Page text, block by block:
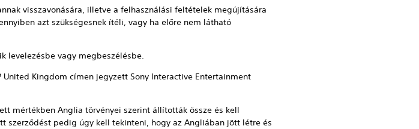
visszavonására, illetve a felhasználási feltételek megújítására
azt szükségesnek ítéli, vagy ha előre nem látható
levelezésbe vagy megbeszélésbe.
United Kingdom címen jegyzett Sony Interactive Entertainment
mértékben Anglia törvényei szerint állították össze és kell
szerződést pedig úgy kell tekinteni, hogy az Angliában jött létre és